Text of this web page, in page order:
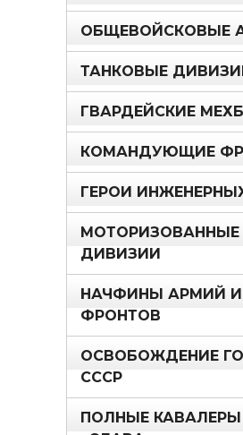
ОБЩЕВОЙСКОВЫЕ
ТАНКОВЫЕ
ГВАРДЕЙСКИЕ
КОМАНДУЮЩИЕ
ГЕРОИ
МОТОРИЗОВАННЫЕ
ДИВИЗИИ
НАЧФИНЫ АРМИЙ И
ФРОНТОВ
ОСВОБОЖДЕНИЕ
СССР
ПОЛНЫЕ